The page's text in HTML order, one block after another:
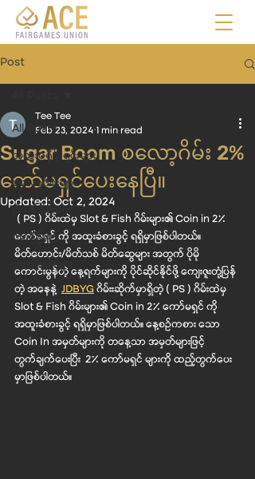
Post
All Posts
အထူးပရိုမိုးရှင်းများ
စလော့ဂိမ်းများ
ငါးပစ်ဂိမ်းများ
ကာစီနိုများ
ဆောင်းပါးများ
Sugar Boom စလော့ဂိမ်း 2%
ကော်မရှင်ပေးနေပြီ။
Tee Tee
Feb 23, 2024 1 min read
Updated:Oct 2, 2024
( PS ) ဂိမ်းထဲမှ Slot & Fish ဂိမ်းများ၏ Coin in 2%
ကော်မရှင် ကို အထူးခံစားခွင့် ရရှိမှာဖြစ်ပါတယ်။
မိတ်ဟောင်း/မိတ်သစ် မိတ်ဆွေများ အတွက် ပိုမို
ကောင်းမွန်တဲ့ နေ့ရက်များကို ပိုင်ဆိုင်နိုင်ဖို့ ကျေးဇူးတုံ့ပြန်
တဲ့ အနေနဲ့ JDBYGဂိမ်းးဆိုက်မှာရှိတဲ့ ( PS ) ဂိမ်းထဲမှ
Slot & Fish ဂိမ်းများ၏ Coin in 2% ကော်မရှင် ကို
အထူးခံစားခွင့် ရရှိမှာဖြစ်ပါတယ်။ နေ့စဥ်ကစား သော
Coin In အမှတ်များကို တနေ့သာ အမှတ်များဖြင့်
တွက်ချက်ပေးပြီး  2% ကော်မရှင် များကို ထည့်တွက်ပေး
မှာဖြစ်ပါတယ်။